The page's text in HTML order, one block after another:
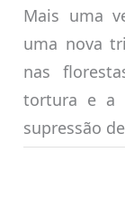
Mais uma
uma nova
nas
tortura e a
supressão